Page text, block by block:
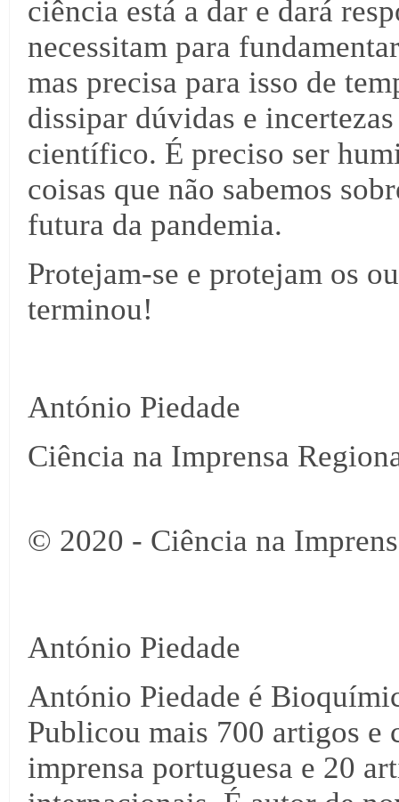
ciência está a dar e dará
necessitam para
mas precisa para isso de
dissipar dúvidas e
científico. É preciso ser
coisas que não sabemos
futura da pandemia.
Protejam-se e protejam os
terminou!
António Piedade
Ciência na Imprensa
© 2020 - Ciência na
António Piedade
António Piedade é
Publicou mais 700 artigos
imprensa portuguesa e 20